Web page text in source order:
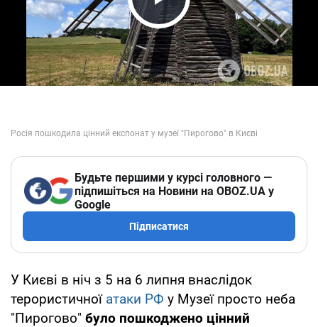
Play Video
Будьте першими у курсі головного —
підпишіться на Новини на OBOZ.UA у
Google
Підписатися
У Києві в ніч з 5 на 6 липня внаслідок
терористичної атаки РФ у Музеї просто неба
"Пирогово" було пошкоджено цінний